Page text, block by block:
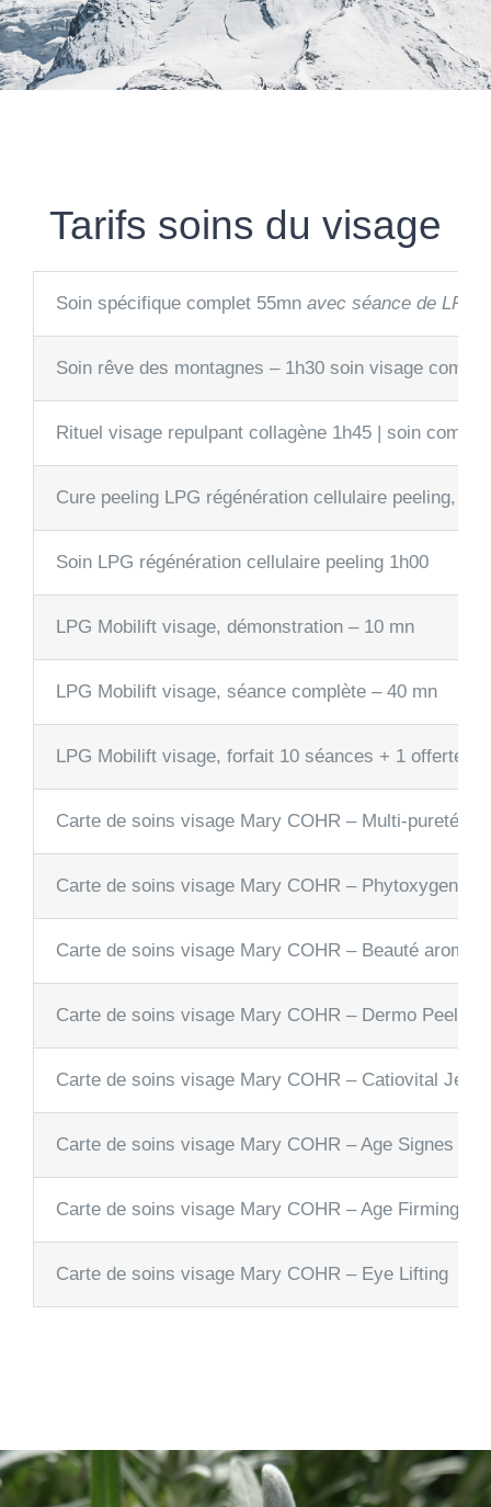
Tarifs soins du visage
Soin spécifique complet 55mn avec séance de LPG
Soin rêve des montagnes – 1h30 soin visage
Rituel visage repulpant collagène 1h45 | soin
Cure peeling LPG régénération cellulaire peeling, 4
Soin LPG régénération cellulaire peeling 1h00
LPG Mobilift visage, démonstration – 10 mn
LPG Mobilift visage, séance complète – 40 mn
LPG Mobilift visage, forfait 10 séances + 1 offerte +
Carte de soins visage Mary COHR – Multi-pureté
Carte de soins visage Mary COHR – Phytoxygene
Carte de soins visage Mary COHR – Beauté
Carte de soins visage Mary COHR – Dermo Peeling
Carte de soins visage Mary COHR – Catiovital
Carte de soins visage Mary COHR – Age Signes
Carte de soins visage Mary COHR – Age Firming
Carte de soins visage Mary COHR – Eye Lifting